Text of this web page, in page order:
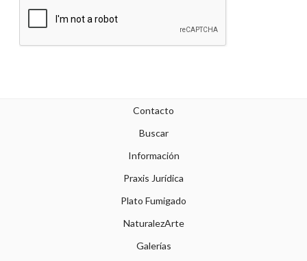
Contacto
Buscar
Información
Praxis Jurídica
Plato Fumigado
NaturalezArte
Galerías